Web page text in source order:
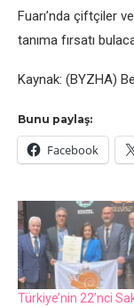
Fuarı’nda çiftçiler
tanıma fırsatı
Kaynak: (BYZHA)
Bunu paylaş:
Facebook
Türkiye’nin 22’nci